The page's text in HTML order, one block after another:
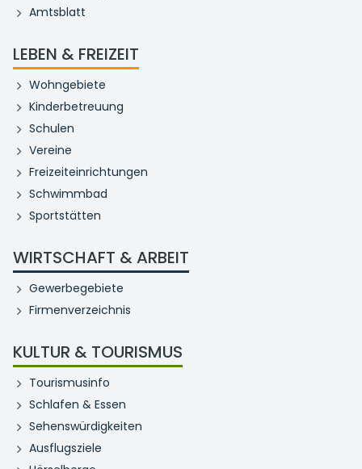
Amtsblatt
LEBEN & FREIZEIT
Wohngebiete
Kinderbetreuung
Schulen
Vereine
Freizeiteinrichtungen
Schwimmbad
Sportstätten
WIRTSCHAFT & ARBEIT
Gewerbegebiete
Firmenverzeichnis
KULTUR & TOURISMUS
Tourismusinfo
Schlafen & Essen
Sehenswürdigkeiten
Ausflugsziele